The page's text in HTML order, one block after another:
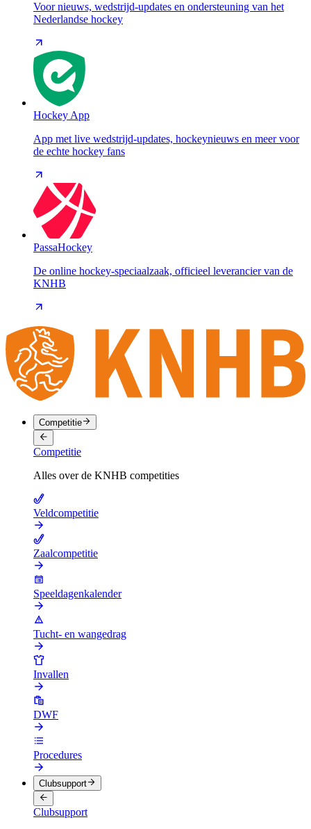
Voor nieuws, wedstrijd-updates en ondersteuning van het
Nederlandse hockey
Hockey App
App met live wedstrijd-updates, hockeynieuws en meer voor
de echte hockey fans
PassaHockey
De online hockey-speciaalzaak, officieel leverancier van de
KNHB
Competitie
Competitie
Alles over de KNHB competities
Veldcompetitie
Zaalcompetitie
Speeldagenkalender
Tucht- en wangedrag
Invallen
DWF
Procedures
Clubsupport
Clubsupport